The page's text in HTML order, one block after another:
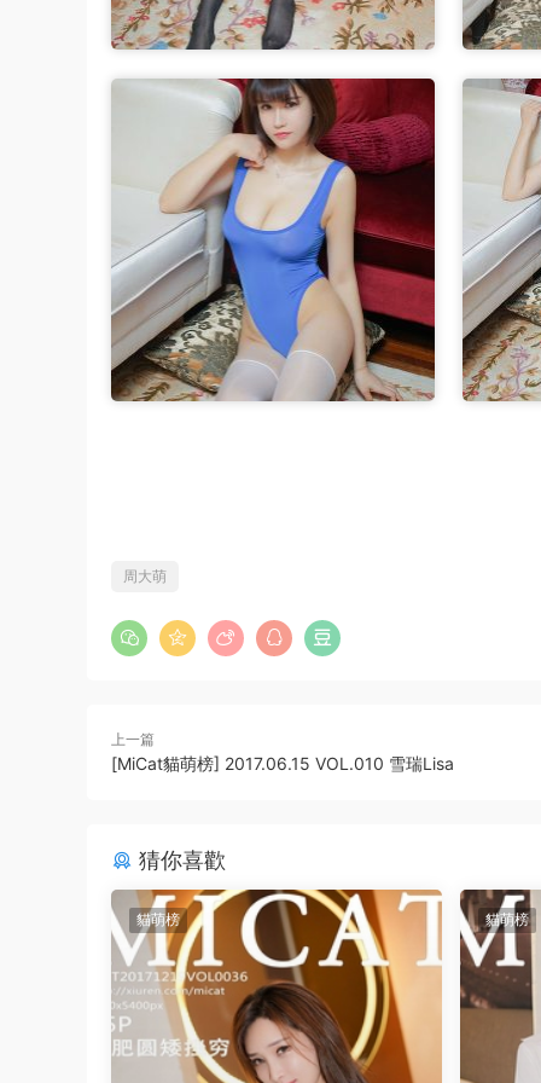
周大萌
上一篇
[MiCat貓萌榜] 2017.06.15 VOL.010 雪瑞Lisa
猜你喜歡
貓萌榜 貓萌榜